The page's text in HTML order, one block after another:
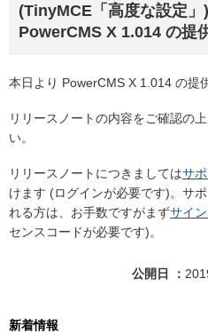
(TinyMCE「高度な設定」
PowerCMS X 1.014 の提
本日より PowerCMS X 1.014 の提
リリースノートの内容をご確認の
い。
リリースノートにつきましてはサ
けます (ログインが必要です)。サ
れる方は、お手数ですがまずサイ
センスコードが必要です)。
公開日
新着情報